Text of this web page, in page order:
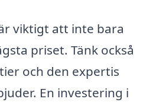
viktigt att inte bara
priset. Tänk också
och den expertis
En investering i